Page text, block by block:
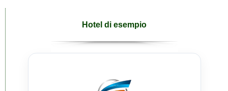
Hotel di esempio